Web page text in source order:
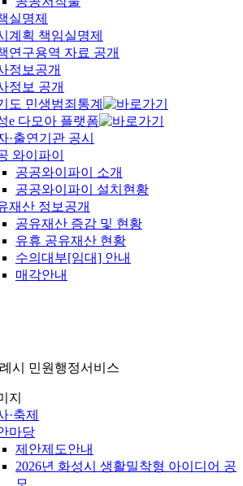
실명제
계획 책임실명제
연구용역 자료 공개
정보공개
정보 공개
도 민생범죄통계
e 다모아 플랫폼
·출연기관 공시
와이파이
공공와이파이 소개
공공와이파이 설치현황
재산 정보공개
공유재산 증감 및 현황
유휴 공유재산 현황
수의대부[임대] 안내
매각안내
시 민원행정서비스
·축제
마당
제안제도안내
2026년 화성시 생활밀착형 아이디어 공
모